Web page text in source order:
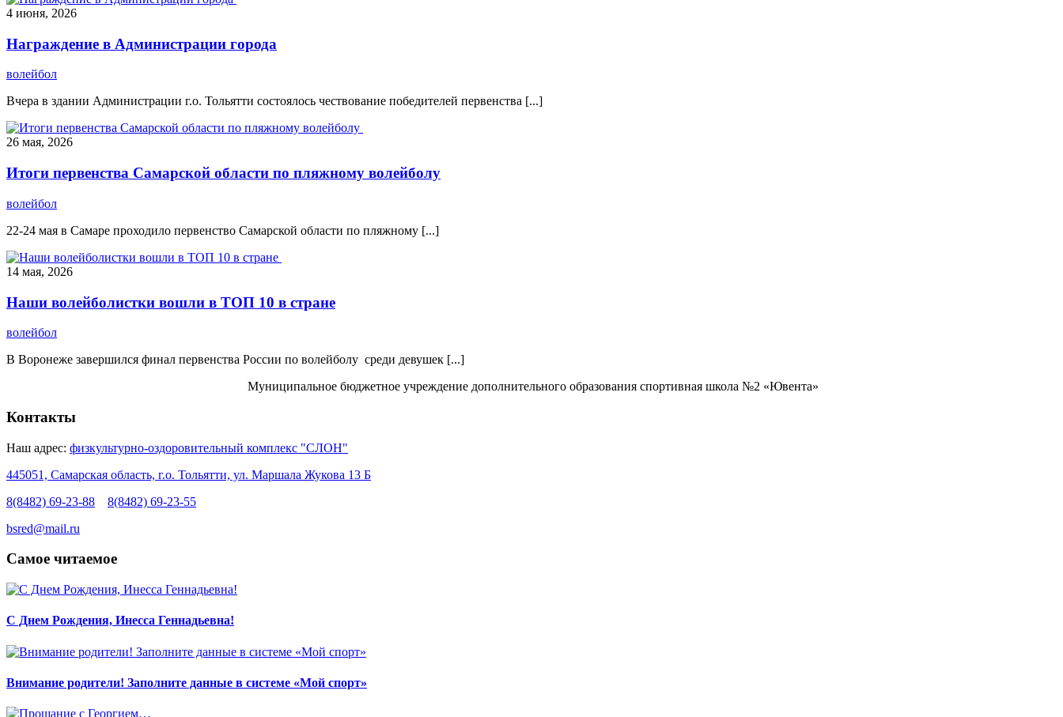
4 июня, 2026
Награждение в Администрации города
волейбол
Вчера в здании Администрации г.о. Тольятти состоялось чествование победителей первенства [...]
26 мая, 2026
Итоги первенства Самарской области по пляжному волейболу
волейбол
22-24 мая в Самаре проходило первенство Самарской области по пляжному [...]
14 мая, 2026
Наши волейболистки вошли в ТОП 10 в стране
волейбол
В Воронеже завершился финал первенства России по волейболу среди девушек [...]
Муниципальное бюджетное учреждение дополнительного образования спортивная школа №2 «Ювента»
Контакты
Наш адрес: физкультурно-оздоровительный комплекс "СЛОН"
445051, Самарская область, г.о. Тольятти, ул. Маршала Жукова 13 Б
8(8482) 69-23-88
8(8482) 69-23-55
bsred@mail.ru
Самое читаемое
С Днем Рождения, Инесса Геннадьевна!
Внимание родители! Заполните данные в системе «Мой спорт»